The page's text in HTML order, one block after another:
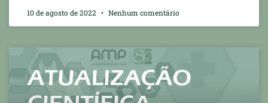
10 de agosto de 2022 Nenhum comentário